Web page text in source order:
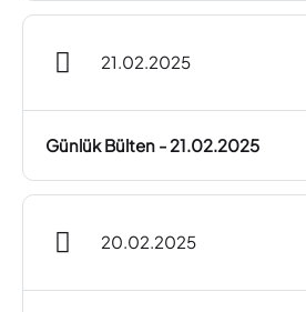
21.02.2025
Günlük Bülten - 21.02.2025
20.02.2025